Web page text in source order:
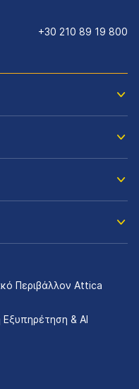
+30 210 89 19 800
Περιβάλλον Attica
& AI